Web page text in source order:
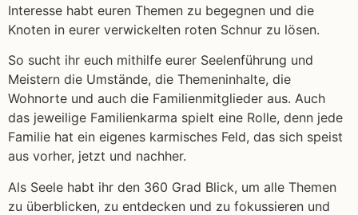
Interesse habt euren Themen zu begegnen und die
Knoten in eurer verwickelten roten Schnur zu lösen.
So sucht ihr euch mithilfe eurer Seelenführung und
Meistern die Umstände, die Themeninhalte, die
Wohnorte und auch die Familienmitglieder aus. Auch
das jeweilige Familienkarma spielt eine Rolle, denn jede
Familie hat ein eigenes karmisches Feld, das sich speist
aus vorher, jetzt und nachher.
Als Seele habt ihr den 360 Grad Blick, um alle Themen
zu überblicken, zu entdecken und zu fokussieren und